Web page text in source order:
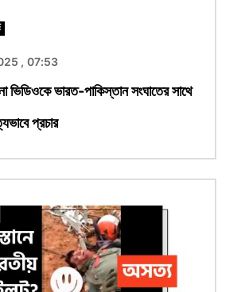
, 07:53
ভিডিওকে ভারত-পাকিস্তান সংঘাতের সাথে
প্রচার